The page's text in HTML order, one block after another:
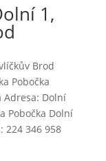
1,
Brod
Pobočka
Adresa: Dolní
Pobočka Dolní
224 346 958